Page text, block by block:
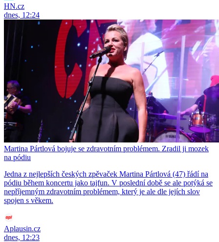
HN.cz
dnes, 12:24
Martina Pártlová bojuje se zdravotním problémem. Zradil ji mozek
na pódiu
Jedna z nejlepších českých zpěvaček Martina Pártlová (47) řádí na
pódiu během koncertu jako tajfun. V poslední době se ale potýká se
nepříjemným zdravotním problémem, který je ale dle jejích slov
spojen s věkem.
Aplausin.cz
dnes, 12:23